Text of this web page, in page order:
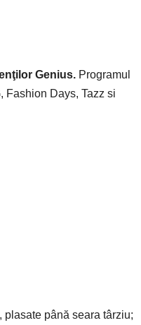
Genius. Programul
Days, Tazz si
până seara târziu;